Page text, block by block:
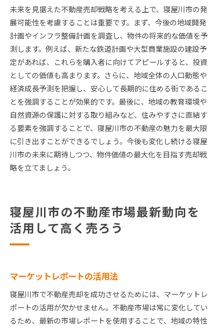
未来を見据えた不動産売却戦略を考える上で、寝屋川市の発
展可能性を考慮することは重要です。まず、今後の地域開発
計画やインフラ整備計画を調査し、物件の将来的な価値を予
測します。例えば、新たな鉄道計画や大型商業施設の建設予
定があれば、これらを購入者に向けてアピールすると、投資
としての価値も高まります。さらに、地域全体の人口動態や
経済成長予測を把握し、安心して長期的に住める街であるこ
とを強調することが効果的です。最後に、地域の教育環境や
自然資源の保護に対する取り組みなど、住みやすさに直結す
る要素を強調することで、寝屋川市の不動産の魅力を最大限
に引き出すことができるでしょう。今後も変化し続ける寝屋
川市の未来に期待しつつ、物件価値の最大化を目指す売却戦
略を立てましょう。
寝屋川市の不動産市場最新動向を
活用して高く売ろう
マーケットレポートの活用法
寝屋川市で不動産売却を成功させるためには、マーケットレ
ポートの活用が欠かせません。不動産市場は常に変化してい
るため、最新の市場レポートを使用することで、地域の特性